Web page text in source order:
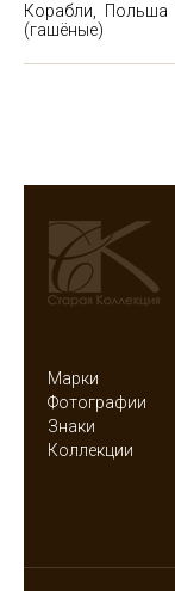
Корабли,
(гашёные)
Марки
Фотографии
Знаки
Коллекции